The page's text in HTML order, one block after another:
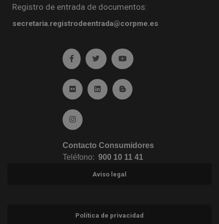
Registro de entrada de documentos:
secretaria.registrodeentrada@corpme.es
Ir a facebook (abre en ventana nueva)
Ir a twitter (abre en ventana nueva)
Ir a YouTube (abre en
Ir a Flickr (abre en ventana nueva)
Ir a Linkedin (abre en ventana nueva)
Ir al Blog (abre en ventana
Ir a Instagram (abre en ventana nueva)
Contacto Consumidores
Teléfono: 900 10 11 41
Aviso legal
Política de privacidad